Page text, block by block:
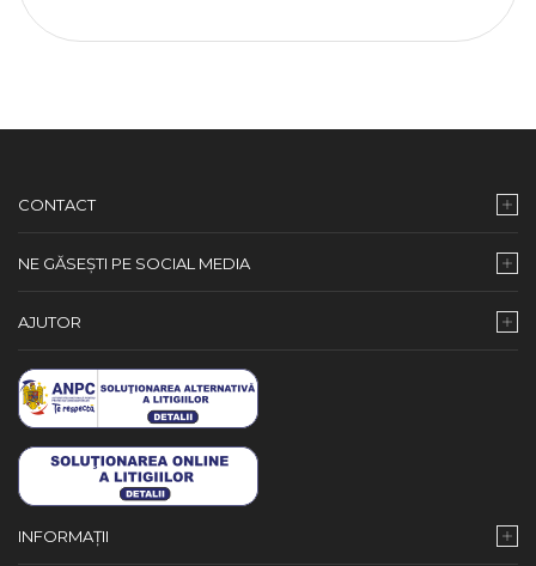
CONTACT
NE GĂSEȘTI PE SOCIAL MEDIA
AJUTOR
INFORMAȚII